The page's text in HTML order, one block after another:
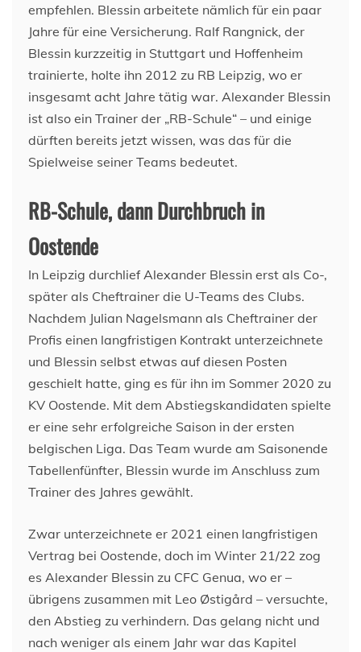
empfehlen. Blessin arbeitete nämlich für ein paar
Jahre für eine Versicherung. Ralf Rangnick, der
Blessin kurzzeitig in Stuttgart und Hoffenheim
trainierte, holte ihn 2012 zu RB Leipzig, wo er
insgesamt acht Jahre tätig war. Alexander Blessin
ist also ein Trainer der „RB-Schule“ – und einige
dürften bereits jetzt wissen, was das für die
Spielweise seiner Teams bedeutet.
RB-Schule, dann Durchbruch in
Oostende
In Leipzig durchlief Alexander Blessin erst als Co-,
später als Cheftrainer die U-Teams des Clubs.
Nachdem Julian Nagelsmann als Cheftrainer der
Profis einen langfristigen Kontrakt unterzeichnete
und Blessin selbst etwas auf diesen Posten
geschielt hatte, ging es für ihn im Sommer 2020 zu
KV Oostende. Mit dem Abstiegskandidaten spielte
er eine sehr erfolgreiche Saison in der ersten
belgischen Liga. Das Team wurde am Saisonende
Tabellenfünfter, Blessin wurde im Anschluss zum
Trainer des Jahres gewählt.
Zwar unterzeichnete er 2021 einen langfristigen
Vertrag bei Oostende, doch im Winter 21/22 zog
es Alexander Blessin zu CFC Genua, wo er –
übrigens zusammen mit Leo Østigård – versuchte,
den Abstieg zu verhindern. Das gelang nicht und
nach weniger als einem Jahr war das Kapitel